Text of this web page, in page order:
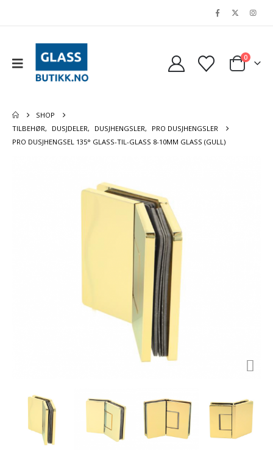
0
SHOP
TILBEHØR, DUSJDELER, DUSJHENGSLER,
PRO DUSJHENGSLER
PRO DUSJHENGSEL 135° GLASS-TIL-GLASS 8-10MM GLASS (GULL)